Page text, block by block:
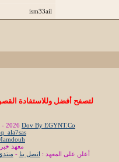
ism33ail
لتصفح أفضل وللاستفادة
- 2026 Dov By EGYNT.Co
معهد
أعلن على المعهد : اتصل بنا -